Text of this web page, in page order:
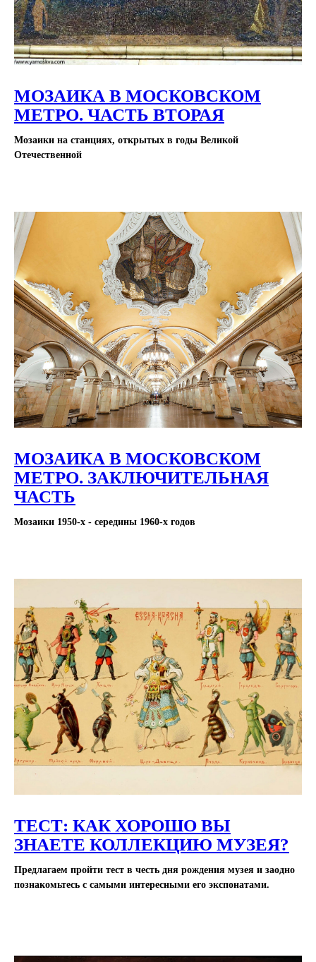
МОЗАИКА В МОСКОВСКОМ
МЕТРО. ЧАСТЬ ВТОРАЯ
Мозаики на станциях, открытых в годы Великой
Отечественной
МОЗАИКА В МОСКОВСКОМ
МЕТРО. ЗАКЛЮЧИТЕЛЬНАЯ
ЧАСТЬ
Мозаики 1950-х - середины 1960-х годов
ТЕСТ: КАК ХОРОШО ВЫ
ЗНАЕТЕ КОЛЛЕКЦИЮ МУЗЕЯ?
Предлагаем пройти тест в честь дня рождения музея и заодно
познакомьтесь с самыми интересными его экспонатами.